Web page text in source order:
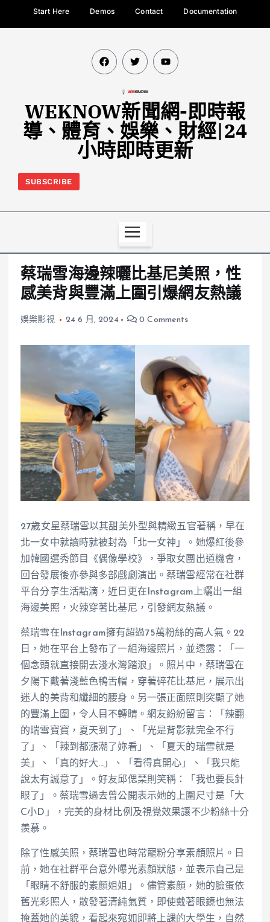
Start Here Demos Contact Documentation
WEKNOW新聞網-即時報
導、體育、娛樂、財經|24
小時即時更新
SUBSCRIBE
蔡瑞雪海邊辣曬比基尼美照，性
感美背與豐滿上圍引爆網友熱議
娛樂影視 24 6 月, 2024 0 Comments
27歲女星蔡瑞雪以其甜美外型與精緻五官著稱，早在
北一女中就讀時就被封為「北一女神」。她爆紅後參
加韓國選秀節目《偶像學校》，爭取女團出道機會，
回台發展後亦參與多部戲劇演出。蔡瑞雪經常在社群
平台分享生活點滴，近日更在Instagram上曬出一組
海邊美照，火辣穿著比基尼，引發網友熱議。
蔡瑞雪在Instagram擁有超過75萬粉絲的高人氣。22
日，她在平台上發布了一組海邊照片，並透露：「一
個念頭就直接開去淺水灣踏浪」。照片中，蔡瑞雪在
夕陽下戴著淺藍色鴨舌帽，穿著碎花比基尼，展示出
迷人的美背和纖細的腰身。另一張正面照則突顯了她
的豐滿上圍，令人目不轉睛。網友紛紛留言：「辣翻
的瑞雪寶寶，夏天到了」、「光是背影就完全不行
了」、「辣到都漲潮了妳看」、「夏天的瑞雪就是
美」、「真的好大…」、「看得真開心」、「我只能
說太有誠意了」。好友邱偲琹則笑稱：「我也要長針
眼了」。蔡瑞雪過去曾公開表示她的上圍尺寸是「大
C小D」，完美的身材比例及視覺效果讓不少粉絲十分
羨慕。
除了性感美照，蔡瑞雪也時常寵粉分享素顏照片。日
前，她在社群平台意外曝光素顏狀態，並表示自己是
「眼睛不舒服的素顏姐姐」。儘管素顏，她的臉蛋依
舊光彩照人，散發著清純氣質，即使戴著眼鏡也無法
掩蓋她的美貌，看起來宛如即將上課的大學生，自然